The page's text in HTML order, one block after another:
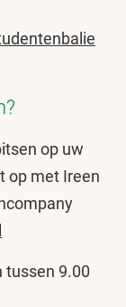
op uw
op met Ireen
tussen 9.00